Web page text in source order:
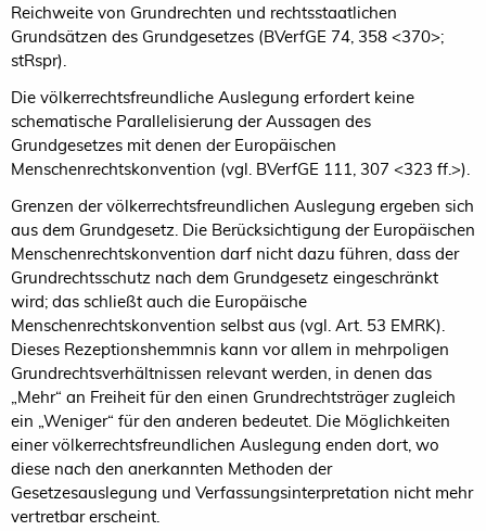
Reichweite von Grundrechten und rechtsstaatlichen
Grundsätzen des Grundgesetzes (BVerfGE 74, 358 <370>;
stRspr).
Die völkerrechtsfreundliche Auslegung erfordert keine
schematische Parallelisierung der Aussagen des
Grundgesetzes mit denen der Europäischen
Menschenrechtskonvention (vgl. BVerfGE 111, 307 <323 ff.>).
Grenzen der völkerrechtsfreundlichen Auslegung ergeben sich
aus dem Grundgesetz. Die Berücksichtigung der Europäischen
Menschenrechtskonvention darf nicht dazu führen, dass der
Grundrechtsschutz nach dem Grundgesetz eingeschränkt
wird; das schließt auch die Europäische
Menschenrechtskonvention selbst aus (vgl. Art. 53 EMRK).
Dieses Rezeptionshemmnis kann vor allem in mehrpoligen
Grundrechtsverhältnissen relevant werden, in denen das
„Mehr“ an Freiheit für den einen Grundrechtsträger zugleich
ein „Weniger“ für den anderen bedeutet. Die Möglichkeiten
einer völkerrechtsfreundlichen Auslegung enden dort, wo
diese nach den anerkannten Methoden der
Gesetzesauslegung und Verfassungsinterpretation nicht mehr
vertretbar erscheint.